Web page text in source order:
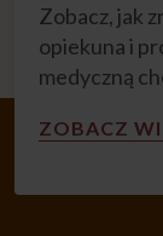
Zobacz, jak
opiekuna i
medyczną
ZOBACZ